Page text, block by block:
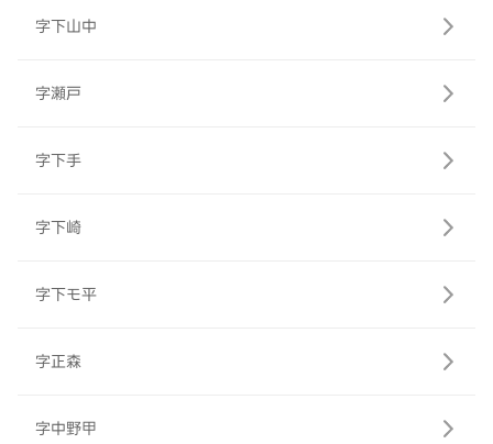
字下山中
字瀬戸
字下手
字下崎
字下モ平
字正森
字中野甲